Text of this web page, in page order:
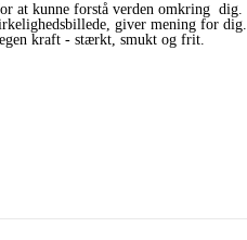
at kunne forstå verden omkring dig.
giver mening for dig.
kraft - stærkt, smukt og frit.